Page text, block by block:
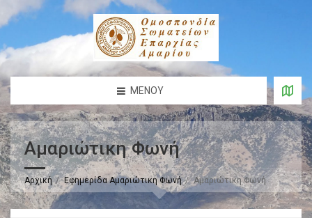
ΜΕΝΟΎ
Αμαριώτικη Φωνή
Αρχική Εφημερίδα Αμαριώτικη Φωνή Αμαριώτικη Φωνή